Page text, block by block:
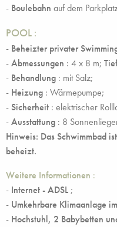
- Boulebahn auf dem
POOL :
- Beheizter privater
-Abmessungen : 4 x 8 m;
- Behandlung : mit Salz;
- Heizung : Wärmepumpe;
-Sicherheit : elektrischer
-Ausstattung : 8
Hinweis: Das Schwimmbad
beheizt.
Weitere Informationen :
- Internet - ADSL ;
- Umkehrbare Klimaanlage
- Hochstuhl, 2 Babybetten